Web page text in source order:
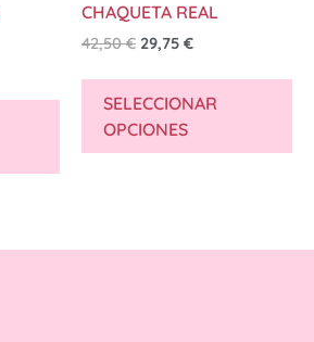
CHAQUETA REAL
42,50€ 29,75 €
SELECCIONAR
OPCIONES